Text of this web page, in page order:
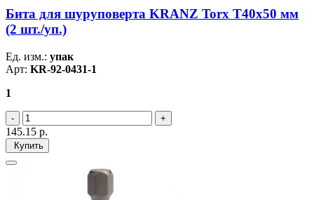
Бита для шуруповерта KRANZ Torx T40х50 мм
(2 шт./уп.)
Ед. изм.: упак
Арт: KR-92-0431-1
1
145.15 р.
Купить